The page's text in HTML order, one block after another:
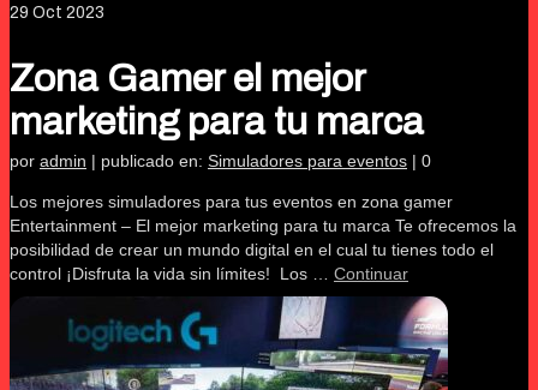
29 Oct 2023
Zona Gamer el mejor
marketing para tu marca
por admin | publicado en: Simuladores para eventos | 0
Los mejores simuladores para tus eventos en zona gamer
Entertainment – El mejor marketing para tu marca Te ofrecemos la
posibilidad de crear un mundo digital en el cual tu tienes todo el
control ¡Disfruta la vida sin límites! Los … Continuar